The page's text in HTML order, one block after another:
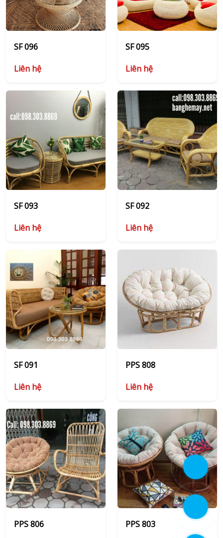
SF 096
Liên hệ
SF 095
Liên hệ
SF 093
Liên hệ
SF 092
Liên hệ
SF 091
Liên hệ
PPS 808
Liên hệ
PPS 806
PPS 803